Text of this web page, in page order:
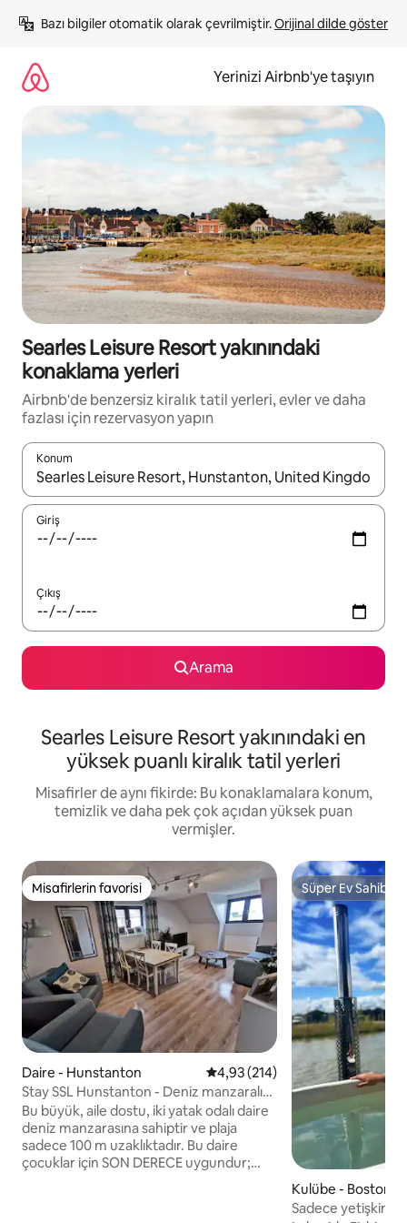
atla
Bazı bilgiler otomatik olarak çevrilmiştir. Orijinal dilde göster
Yerinizi Airbnb'ye taşıyın
Searles Leisure Resort yakınındaki
konaklama yerleri
Airbnb'de benzersiz kiralık tatil yerleri, evler ve daha
fazlası için rezervasyon yapın
Konum
Sonuçlar kullanılabilir olduğunda yukarı ve aşağı oklarıyla
Giriş
Çıkış
Arama
Searles Leisure Resort yakınındaki en
yüksek puanlı kiralık tatil yerleri
Misafirler de aynı fikirde: Bu konaklamalara konum,
temizlik ve daha pek çok açıdan yüksek puan
vermişler.
Misafirlerin favorisi
Misafirlerin favorisi
Daire - Hunstanton 5 üzerinden ortalama 4,93
4,93 (214)
Stay SSL Hunstanton - Deniz manzaralı
plaja 100 m mesafede!
Bu büyük, aile dostu, iki yatak odalı daire
deniz manzarasına sahiptir ve plaja
sadece 100 m uzaklıktadır. Bu daire
çocuklar için SON DERECE uygundur;
Süper Ev Sahibi
Süper Ev Sahibi
Kulübe - Boston
Sadece